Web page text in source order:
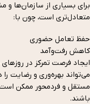
برای بسیاری از سازمان‌ها و
متعادل‌تری است، چون با:
حفظ تعامل حضوری
کاهش رفت‌وآمد
ایجاد فرصت تمرکز در روزهای
می‌تواند بهره‌وری و رضایت
مستقل و فردمحور ممکن است
باشند.